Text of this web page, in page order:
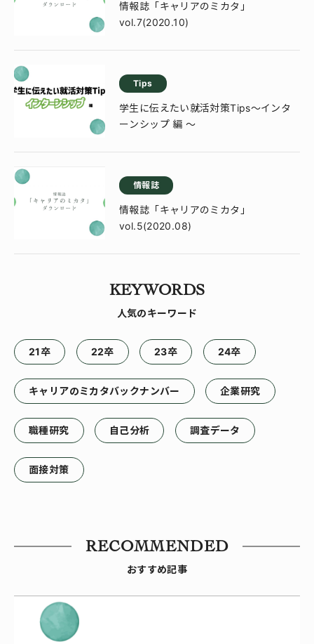
情報誌「キャリアのミカタ」
vol.7(2020.10)
Tips
学生に伝えたい就活対策Tips～インタ
ーンシップ 編 ～
情報誌
情報誌「キャリアのミカタ」
vol.5(2020.08)
KEYWORDS
人気のキーワード
21卒 22卒 23卒 24卒
キャリアのミカタバックナンバー 企業研究
職種研究 自己分析 調査データ
面接対策
RECOMMENDED
おすすめ記事